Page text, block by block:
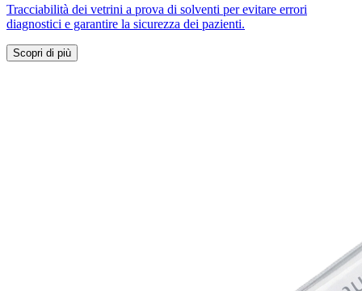
Tracciabilità dei vetrini a prova di solventi per evitare errori
diagnostici e garantire la sicurezza dei pazienti.
Scopri di più